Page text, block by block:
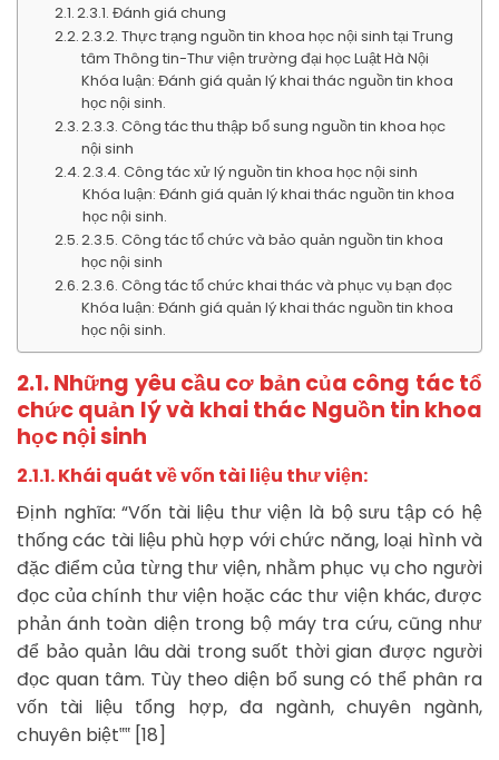
2.3.1. Đánh giá chung
2.3.2. Thực trạng nguồn tin khoa học nội sinh tại Trung
tâm Thông tin-Thư viện trường đại học Luật Hà Nội
Khóa luận: Đánh giá quản lý khai thác nguồn tin khoa
học nội sinh.
2.3.3. Công tác thu thập bổ sung nguồn tin khoa học
nội sinh
2.3.4. Công tác xử lý nguồn tin khoa học nội sinh
Khóa luận: Đánh giá quản lý khai thác nguồn tin khoa
học nội sinh.
2.3.5. Công tác tổ chức và bảo quản nguồn tin khoa
học nội sinh
2.3.6. Công tác tổ chức khai thác và phục vụ bạn đọc
Khóa luận: Đánh giá quản lý khai thác nguồn tin khoa
học nội sinh.
2.1. Những yêu cầu cơ bản của công tác tổ
chức quản lý và khai thác Nguồn tin khoa
học nội sinh
2.1.1. Khái quát về vốn tài liệu thư viện:
Định nghĩa: “Vốn tài liệu thư viện là bộ sưu tập có hệ
thống các tài liệu phù hợp với chức năng, loại hình và
đặc điểm của từng thư viện, nhằm phục vụ cho người
đọc của chính thư viện hoặc các thư viện khác, được
phản ánh toàn diện trong bộ máy tra cứu, cũng như
để bảo quản lâu dài trong suốt thời gian được người
đọc quan tâm. Tùy theo diện bổ sung có thể phân ra
vốn tài liệu tổng hợp, đa ngành, chuyên ngành,
chuyên biệt‟‟ [18]